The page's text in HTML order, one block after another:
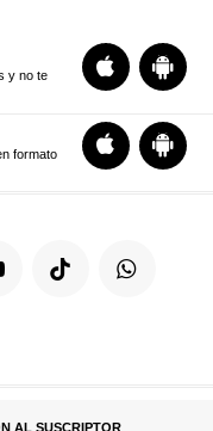
y no te
formato
AL SUSCRIPTOR